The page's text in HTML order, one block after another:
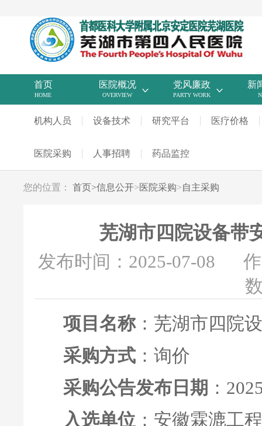
首页
HOME
医院概况
OVERVIEW
党风廉政
PARTY WORK
新
机构人员 设备技术 研究平台 医疗价格
医院采购 人事招聘 药品监控
您的位置： 首页>信息公开>医院采购>自主采购
芜湖市四院设备带
发布时间：2025-07-08
项目名称：芜湖市四院
采购方式 ：询价
采购公告发布日期 ：
入选单位 ：安徽霖漉工